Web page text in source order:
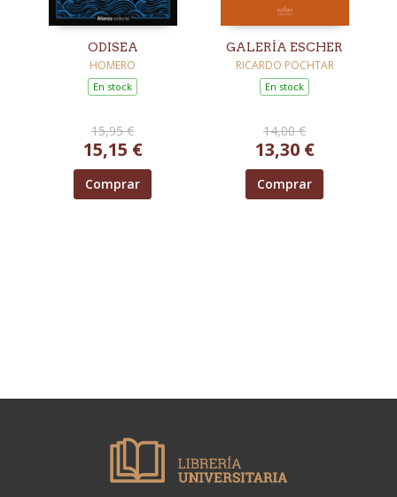
ODISEA
HOMERO
En stock
15,95 €
15,15 €
Comprar
GALERÍA ESCHER
RICARDO POCHTAR
En stock
14,00 €
13,30 €
Comprar